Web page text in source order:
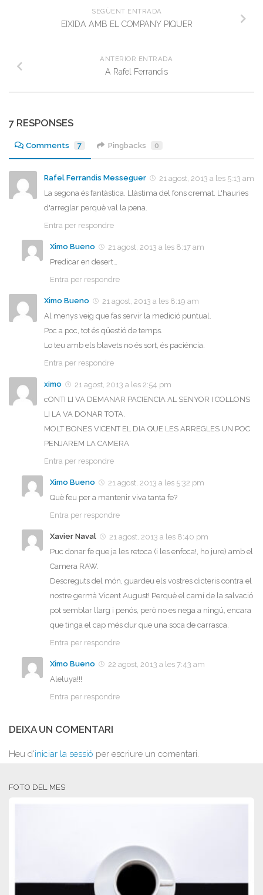
SEGÜENT ENTRADA
EIXIDA AMB EL COMPANY PIQUER
ANTERIOR ENTRADA
A Rafel Ferrandis
7 RESPONSES
Comments 7 Pingbacks 0
Rafel Ferrandis Messeguer
21 agost, 2013 a les 5:13 am
La segona és fantàstica. Llàstima del fons cremat. L'hauries
d'arreglar perquè val la pena.
Entra per respondre
Ximo Bueno
21 agost, 2013 a les 8:17 am
Predicar en desert…
Entra per respondre
Ximo Bueno
21 agost, 2013 a les 8:19 am
Al menys veig que fas servir la medició puntual.
Poc a poc, tot és qüestió de temps.
Lo teu amb els blavets no és sort, és paciéncia.
Entra per respondre
ximo
21 agost, 2013 a les 2:54 pm
cONTI LI VA DEMANAR PACIENCIA AL SENYOR I COLLONS
LI LA VA DONAR TOTA.
MOLT BONES VICENT EL DIA QUE LES ARREGLES UN POC
PENJAREM LA CAMERA
Entra per respondre
Ximo Bueno
21 agost, 2013 a les 5:32 pm
Què feu per a mantenir viva tanta fe?
Entra per respondre
Xavier Naval
21 agost, 2013 a les 8:40 pm
Puc donar fe que ja les retoca (i les enfoca!, ho jure) amb el
Camera RAW.
Descreguts del món, guardeu els vostres dicteris contra el
nostre germà Vicent August! Perquè el camí de la salvació
pot semblar llarg i penós, però no es nega a ningú, encara
que tinga el cap més dur que una soca de carrasca.
Entra per respondre
Ximo Bueno
22 agost, 2013 a les 7:43 am
Aleluya!!!
Entra per respondre
DEIXA UN COMENTARI
Heu d'iniciar la sessió per escriure un comentari.
FOTO DEL MES